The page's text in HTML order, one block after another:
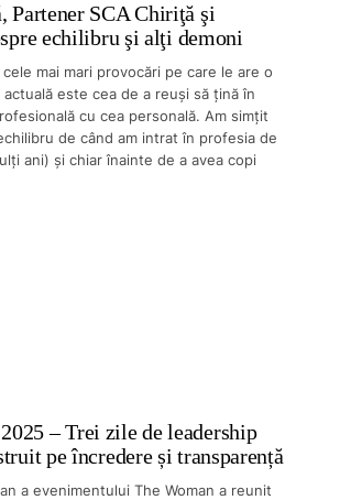
Partener SCA Chiriţă şi
echilibru şi alţi demoni
mai mari provocări pe care le are o
este cea de a reuşi să ţină în
cu cea personală. Am simţit
de când am intrat în profesia de
ani) şi chiar înainte de a avea copi
– Trei zile de leadership
pe încredere și transparență
a evenimentului The Woman a reunit